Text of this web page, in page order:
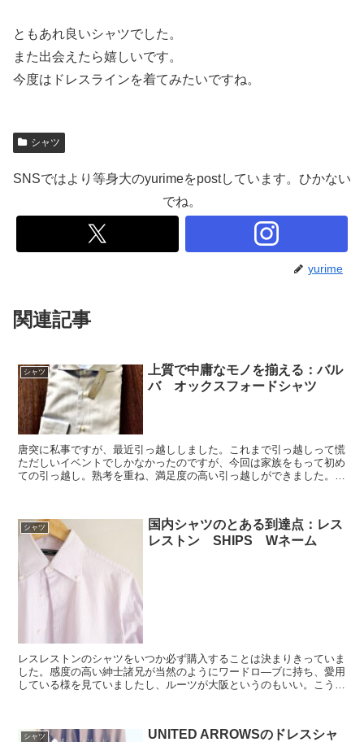
ともあれ良いシャツでした。
また出会えたら嬉しいです。
今度はドレスラインを着てみたいですね。
シャツ
SNSではより等身大のyurimeをpostしています。ひかない
でね。
yurime
関連記事
シャツ
上質で中庸なモノを揃える：バル
バ オックスフォードシャツ
唐突に私事ですが、最近引っ越ししました。これまで引っ越しって慌
ただしいイベントでしかなかったのですが、今回は家族をもって初め
ての引っ越し。熟考を重ね、満足度の高い引っ越しができました。そ
シャツ
国内シャツのとある到達点：レス
レストン SHIPS Wネーム
レスレストンのシャツをいつか必ず購入することは決まりきっていま
した。感度の高い紳士諸兄が当然のようにワードロ―ブに持ち、愛用
している様を見ていましたし、ルーツが大阪というのもいい。こう見
シャツ
UNITED ARROWSのドレスシャ